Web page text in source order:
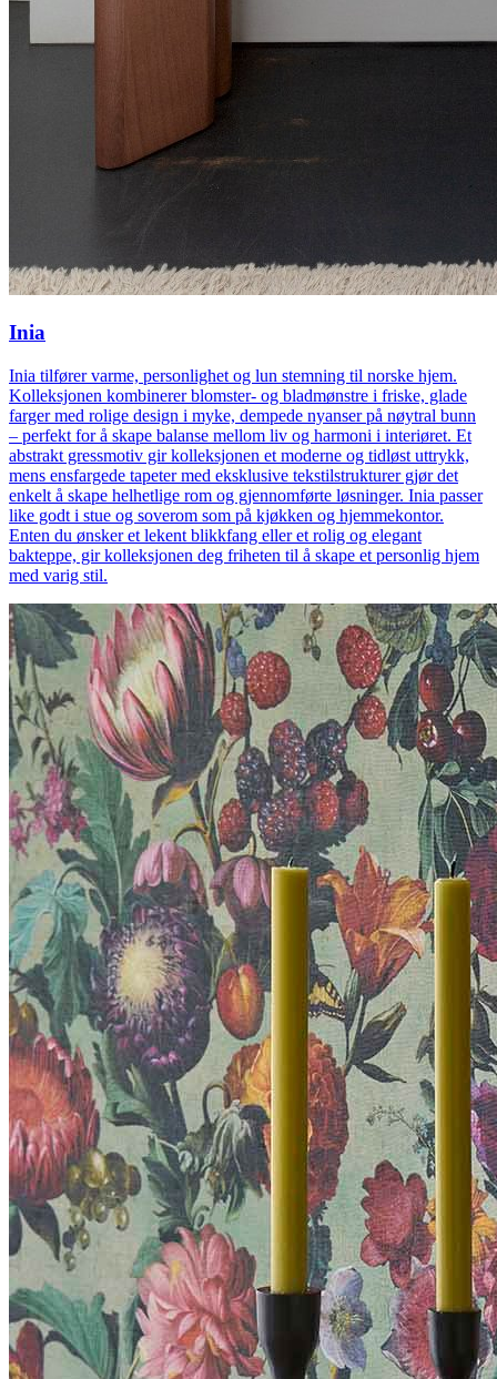
Inia
Inia tilfører varme, personlighet og lun stemning til norske hjem.
Kolleksjonen kombinerer blomster- og bladmønstre i friske, glade
farger med rolige design i myke, dempede nyanser på nøytral bunn
– perfekt for å skape balanse mellom liv og harmoni i interiøret. Et
abstrakt gressmotiv gir kolleksjonen et moderne og tidløst uttrykk,
mens ensfargede tapeter med eksklusive tekstilstrukturer gjør det
enkelt å skape helhetlige rom og gjennomførte løsninger. Inia passer
like godt i stue og soverom som på kjøkken og hjemmekontor.
Enten du ønsker et lekent blikkfang eller et rolig og elegant
bakteppe, gir kolleksjonen deg friheten til å skape et personlig hjem
med varig stil.